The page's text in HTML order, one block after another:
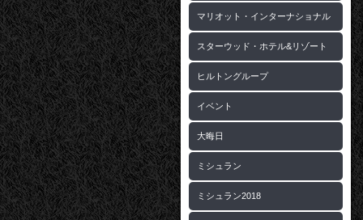
マリオット・インターナショナル
スターウッド・ホテル&リゾート
ヒルトングループ
イベント
大晦日
ミシュラン
ミシュラン2018